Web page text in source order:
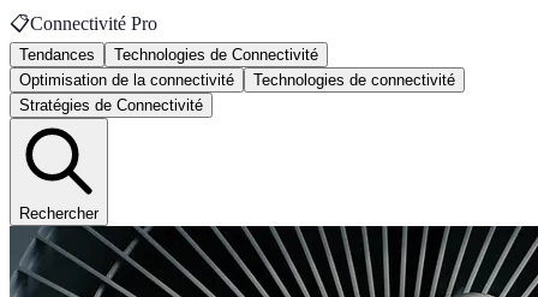
📋Connectivité Pro
Tendances
Technologies de Connectivité
Optimisation de la connectivité
Technologies de connectivité
Stratégies de Connectivité
Rechercher